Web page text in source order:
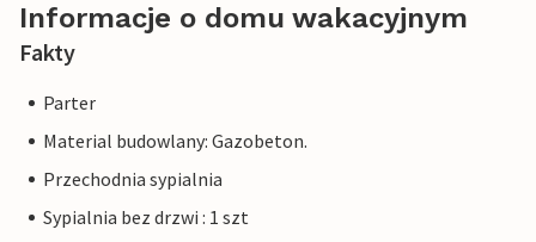
Informacje o domu wakacyjnym
Fakty
Parter
Material budowlany: Gazobeton.
Przechodnia sypialnia
Sypialnia bez drzwi : 1 szt